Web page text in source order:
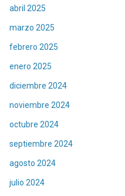
abril 2025
marzo 2025
febrero 2025
enero 2025
diciembre 2024
noviembre 2024
octubre 2024
septiembre 2024
agosto 2024
julio 2024